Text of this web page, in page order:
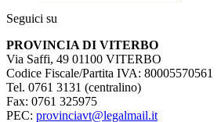
Seguici su
PROVINCIA DI VITERBO
Via Saffi, 49 01100 VITERBO
Codice Fiscale/Partita IVA: 80005570561
Tel. 0761 3131 (centralino)
Fax: 0761 325975
PEC: provinciavt@legalmail.it